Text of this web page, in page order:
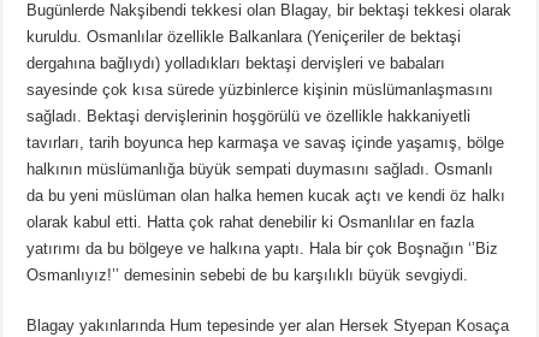
Bugünlerde Nakşibendi tekkesi olan Blagay, bir bektaşi tekkesi olarak
kuruldu. Osmanlılar özellikle Balkanlara (Yeniçeriler de bektaşi
dergahına bağlıydı) yolladıkları bektaşi dervişleri ve babaları
sayesinde çok kısa sürede yüzbinlerce kişinin müslümanlaşmasını
sağladı. Bektaşi dervişlerinin hoşgörülü ve özellikle hakkaniyetli
tavırları, tarih boyunca hep karmaşa ve savaş içinde yaşamış, bölge
halkının müslümanlığa büyük sempati duymasını sağladı. Osmanlı
da bu yeni müslüman olan halka hemen kucak açtı ve kendi öz halkı
olarak kabul etti. Hatta çok rahat denebilir ki Osmanlılar en fazla
yatırımı da bu bölgeye ve halkına yaptı. Hala bir çok Boşnağın ‘’Biz
Osmanlıyız!’’ demesinin sebebi de bu karşılıklı büyük sevgiydi.
Blagay yakınlarında Hum tepesinde yer alan Hersek Styepan Kosaça